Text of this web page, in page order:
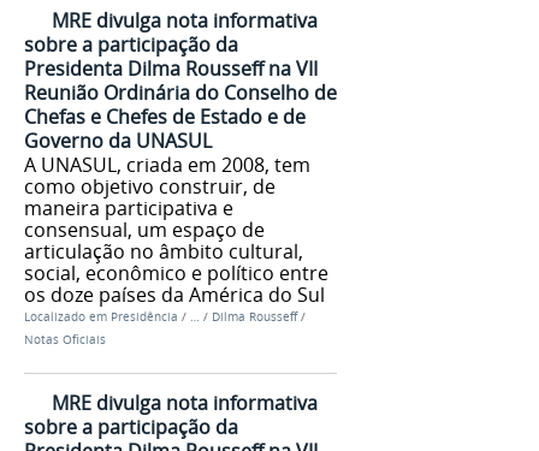
MRE divulga nota informativa
sobre a participação da
Presidenta Dilma Rousseff na VII
Reunião Ordinária do Conselho de
Chefas e Chefes de Estado e de
Governo da UNASUL
A UNASUL, criada em 2008, tem
como objetivo construir, de
maneira participativa e
consensual, um espaço de
articulação no âmbito cultural,
social, econômico e político entre
os doze países da América do Sul
Localizado em Presidência / … / Dilma Rousseff /
Notas Oficiais
MRE divulga nota informativa
sobre a participação da